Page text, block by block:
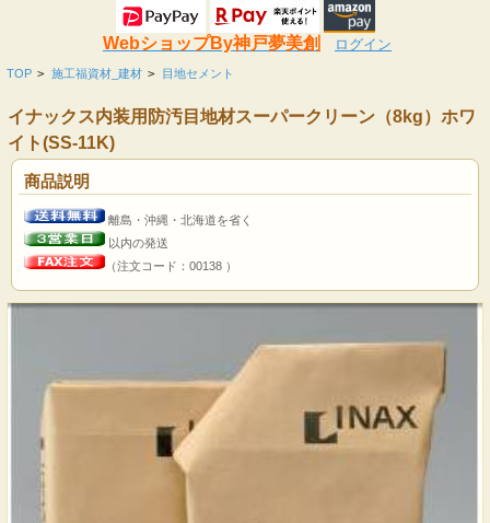
WebショップBy神戸夢美創 ログイン
TOP > 施工福資材_建材 > 目地セメント
イナックス内装用防汚目地材スーパークリーン（8kg）ホワ
イト(SS-11K)
商品説明
離島・沖縄・北海道を省く
以内の発送
（注文コード：00138 ）